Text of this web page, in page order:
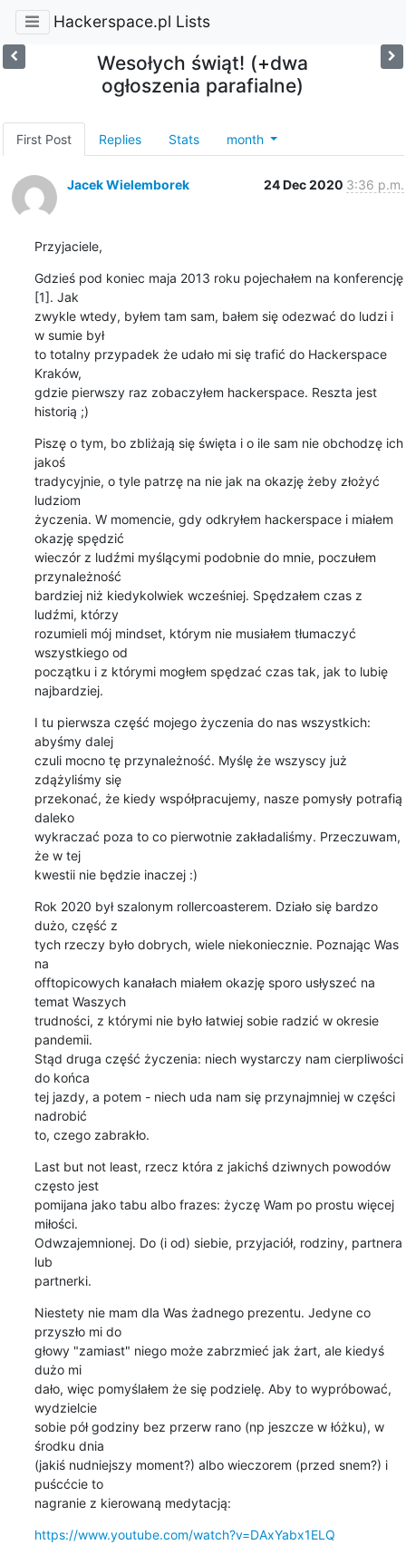
Hackerspace.pl Lists
Wesołych świąt! (+dwa
ogłoszenia parafialne)
First Post Replies Stats month
Jacek Wielemborek 24 Dec 2020 3:36 p.m.
Przyjaciele,
Gdzieś pod koniec maja 2013 roku pojechałem na konferencję
[1]. Jak
zwykle wtedy, byłem tam sam, bałem się odezwać do ludzi i
w sumie był
to totalny przypadek że udało mi się trafić do Hackerspace
Kraków,
gdzie pierwszy raz zobaczyłem hackerspace. Reszta jest
historią ;)
Piszę o tym, bo zbliżają się święta i o ile sam nie obchodzę ich
jakoś
tradycyjnie, o tyle patrzę na nie jak na okazję żeby złożyć
ludziom
życzenia. W momencie, gdy odkryłem hackerspace i miałem
okazję spędzić
wieczór z ludźmi myślącymi podobnie do mnie, poczułem
przynależność
bardziej niż kiedykolwiek wcześniej. Spędzałem czas z
ludźmi, którzy
rozumieli mój mindset, którym nie musiałem tłumaczyć
wszystkiego od
początku i z którymi mogłem spędzać czas tak, jak to lubię
najbardziej.
I tu pierwsza część mojego życzenia do nas wszystkich:
abyśmy dalej
czuli mocno tę przynależność. Myślę że wszyscy już
zdążyliśmy się
przekonać, że kiedy współpracujemy, nasze pomysły potrafią
daleko
wykraczać poza to co pierwotnie zakładaliśmy. Przeczuwam,
że w tej
kwestii nie będzie inaczej :)
Rok 2020 był szalonym rollercoasterem. Działo się bardzo
dużo, część z
tych rzeczy było dobrych, wiele niekoniecznie. Poznając Was
na
offtopicowych kanałach miałem okazję sporo usłyszeć na
temat Waszych
trudności, z którymi nie było łatwiej sobie radzić w okresie
pandemii.
Stąd druga część życzenia: niech wystarczy nam cierpliwości
do końca
tej jazdy, a potem - niech uda nam się przynajmniej w części
nadrobić
to, czego zabrakło.
Last but not least, rzecz która z jakichś dziwnych powodów
często jest
pomijana jako tabu albo frazes: życzę Wam po prostu więcej
miłości.
Odwzajemnionej. Do (i od) siebie, przyjaciół, rodziny, partnera
lub
partnerki.
Niestety nie mam dla Was żadnego prezentu. Jedyne co
przyszło mi do
głowy "zamiast" niego może zabrzmieć jak żart, ale kiedyś
dużo mi
dało, więc pomyślałem że się podzielę. Aby to wypróbować,
wydzielcie
sobie pół godziny bez przerw rano (np jeszcze w łóżku), w
środku dnia
(jakiś nudniejszy moment?) albo wieczorem (przed snem?) i
puścćcie to
nagranie z kierowaną medytacją:
https://www.youtube.com/watch?v=DAxYabx1ELQ